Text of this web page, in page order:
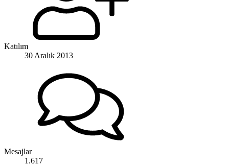
Katılım
30 Aralık 2013
Mesajlar
1.617